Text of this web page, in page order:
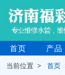
首页 产品
当前位置 >首页